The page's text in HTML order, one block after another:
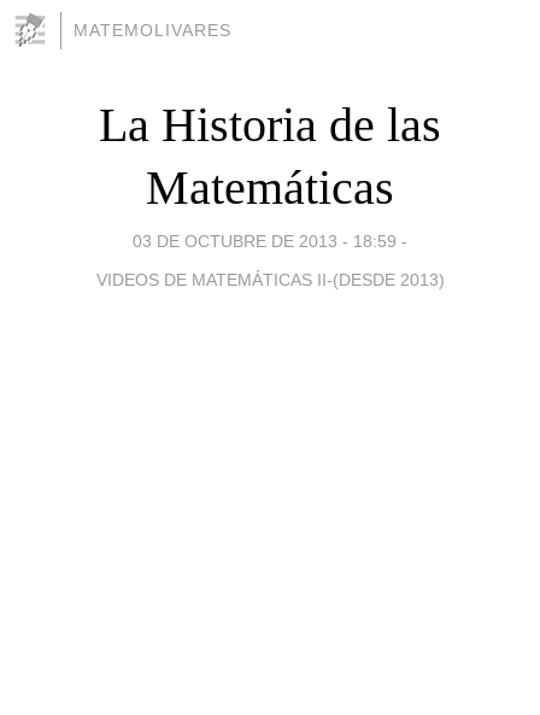
MATEMOLIVARES
La Historia de las
Matemáticas
03 DE OCTUBRE DE 2013 - 18:59 -
VIDEOS DE MATEMÁTICAS II-(DESDE 2013)